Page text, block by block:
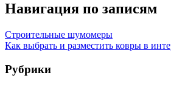
Навигация по записям
Строительные шумомеры
Как выбрать и разместить ковры в
Рубрики